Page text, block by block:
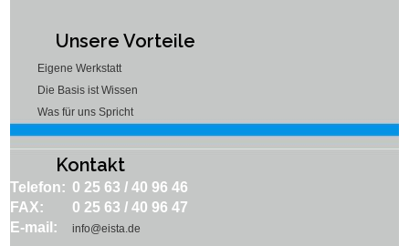
Unsere Vorteile
Eigene Werkstatt
Die Basis ist Wissen
Was für uns Spricht
Kontakt
Telefon: 0 25 63 / 40 96 46
FAX:
0 25 63 / 40 96 47
E-mail:
info@eista.de